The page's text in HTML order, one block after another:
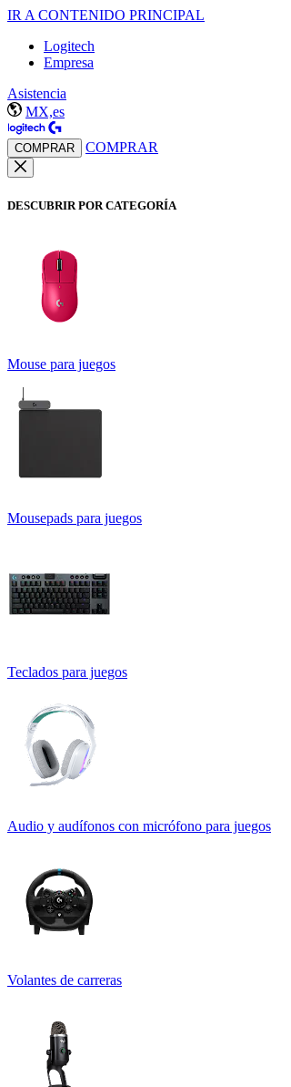
IR A CONTENIDO PRINCIPAL
Logitech
Empresa
Asistencia
MX,es
COMPRAR COMPRAR
DESCUBRIR POR CATEGORÍA
Mouse para juegos
Mousepads para juegos
Teclados para juegos
Audio y audífonos con micrófono para juegos
Volantes de carreras